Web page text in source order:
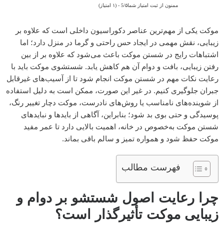
ممنون از ثبت امتیاز شما5/۵ - (۱ امتیاز)
موکت یکی از مهم‌ترین عناصر دکوراسیون داخلی است که علاوه بر
زیبایی، نقش مهمی در ایجاد حس راحتی و گرما در منزل دارد؛ اما
اشتباهات رایج در شستن موکت باعث می‌شود که علاوه بر از بین
رفتن زیبایی، بافت و دوام آن هم کاهش یابد. شستشوی موکت باید با
رعایت نکات مهم در شستن موکت انجام شود تا از آسیب‌های غیرقابل
جبران جلوگیری کنیم. در غیر این صورت، ممکن است به دلیل استفاده
از شوینده‌های نامناسب یا روش‌های نادرست، موکت دچار تغییر رنگ،
پوسیدگی و حتی بوی بد شود؛ بنابراین، آگاهی از بایدها و نبایدهای
شستن موکت به‌خصوص در خانه، اهمیت بالایی دارد تا عمر مفید
موکت حفظ شود و همواره تمیز و سالم باقی بماند.
فهرست مطالب
چرا رعایت اصول شستشو بر دوام و
زیبایی موکت تأثیرگذار است؟